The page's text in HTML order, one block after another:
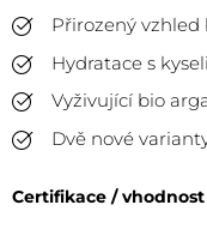
Přirozený
Hydratace s
Vyživující bio
Dvě nové
Certifikace / vhodnost